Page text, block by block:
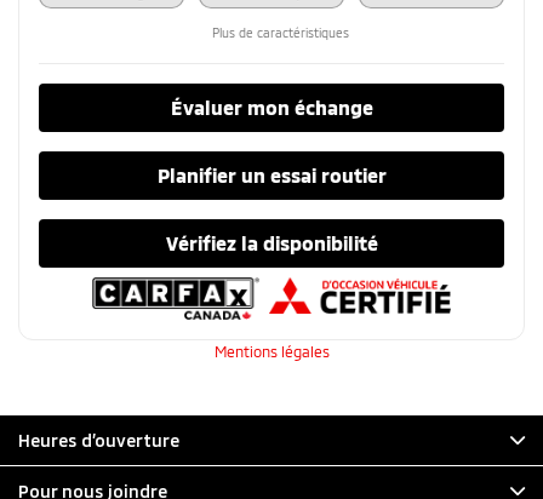
Plus de caractéristiques
Évaluer mon échange
Planifier un essai routier
Vérifiez la disponibilité
Mentions légales
Heures d’ouverture
Pour nous joindre